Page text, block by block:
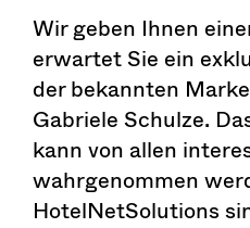
Wir geben Ihnen
erwartet Sie ein
der bekannten
Gabriele Schulze.
kann von allen
wahrgenommen
HotelNetSolutions